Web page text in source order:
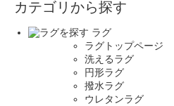
カテゴリから探す
ラグ
ラグトップページ
洗えるラグ
円形ラグ
撥水ラグ
ウレタンラグ